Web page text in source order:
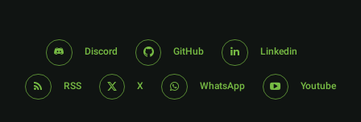
Discord GitHub Linkedin
RSS X WhatsApp Youtube